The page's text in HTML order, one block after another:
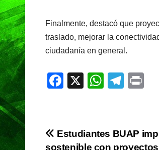
Finalmente, destacó que
traslado, mejorar la
ciudadanía en general.
F
e
b
X
W
s
A
T
gr
a
Navegación
Estudiantes BUAP
sostenible con